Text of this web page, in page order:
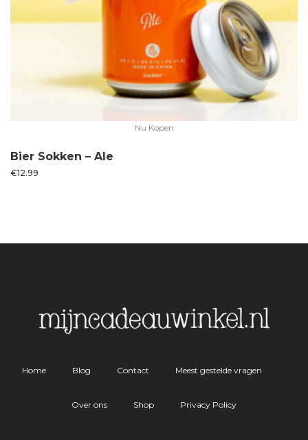
Nu Kopen
Bier Sokken – Ale
€12.99
Home Blog Contact Meest gestelde vragen
Over ons Shop Privacy Policy